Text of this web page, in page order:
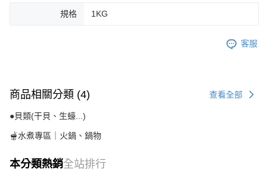
規格 1KG
客服
商品相關分類 (4) 查看全部
●貝類(干貝、生蠔...)
🫕水煮專區｜火鍋、鍋物
本分類熱銷全站排行